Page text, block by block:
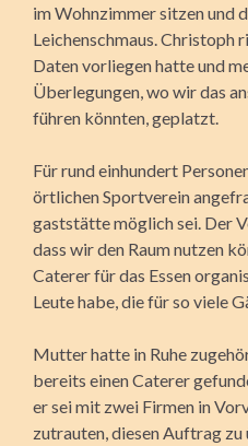
im Wohnzimmer sitzen und
Leichenschmaus. Christoph
Daten vorliegen hatte und
Überlegungen, wo wir das
führen könnten, geplatzt.
Für rund einhundert
örtlichen Sportverein
gaststätte möglich sei. Der
dass wir den Raum nutzen
Caterer für das Essen
Leute habe, die für so viele
Mutter hatte in Ruhe
bereits einen Caterer
er sei mit zwei Firmen in
zutrauten, diesen Auftrag zu